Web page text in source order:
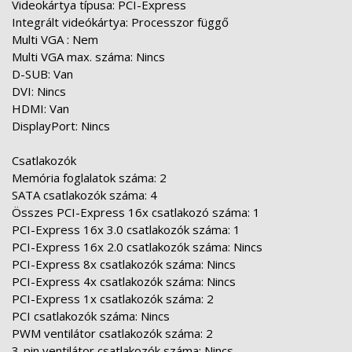
Videokártya típusa: PCI-Express
Integrált videókártya: Processzor függő
Multi VGA : Nem
Multi VGA max. száma: Nincs
D-SUB: Van
DVI: Nincs
HDMI: Van
DisplayPort: Nincs
Csatlakozók
Memória foglalatok száma: 2
SATA csatlakozók száma: 4
Összes PCI-Express 16x csatlakozó száma: 1
PCI-Express 16x 3.0 csatlakozók száma: 1
PCI-Express 16x 2.0 csatlakozók száma: Nincs
PCI-Express 8x csatlakozók száma: Nincs
PCI-Express 4x csatlakozók száma: Nincs
PCI-Express 1x csatlakozók száma: 2
PCI csatlakozók száma: Nincs
PWM ventilátor csatlakozók száma: 2